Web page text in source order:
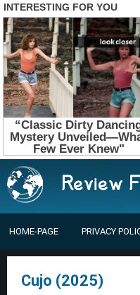
HOME-PAGE PRIVACY
Cujo (2025)